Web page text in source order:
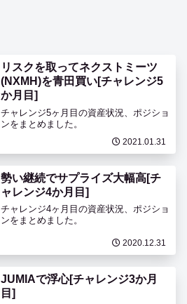
リスクを取ってネクストミーツ
(NXMH)を青田買い[チャレンジ5
か月目]
チャレンジ5ヶ月目の資産状況、ポジショ
ンをまとめました。
2021.01.31
勢い継続でサプライズ大幅高[チ
ャレンジ4か月目]
チャレンジ4ヶ月目の資産状況、ポジショ
ンをまとめました。
2020.12.31
JUMIAで浮心[チャレンジ3か月
目]